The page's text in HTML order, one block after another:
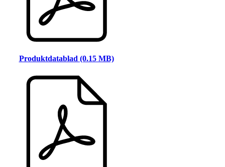
Produktdatablad (0.15 MB)